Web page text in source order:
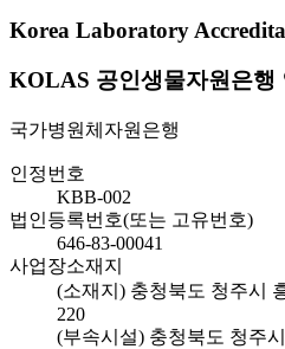
Korea Laboratory
KOLAS 공인생물자원은행
국가병원체자원은행
인정번호
KBB-002
법인등록번호(또는 고유번호)
646-83-00041
사업장소재지
(소재지) 충청북도 청주시
220
(부속시설) 충청북도 청주